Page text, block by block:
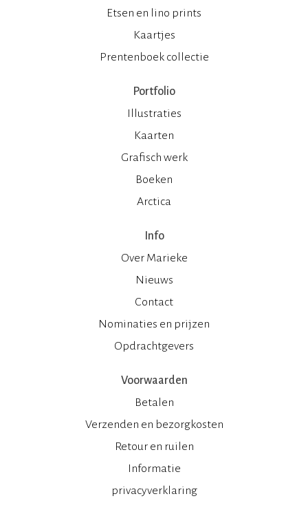
Etsen en lino prints
Kaartjes
Prentenboek collectie
Portfolio
Illustraties
Kaarten
Grafisch werk
Boeken
Arctica
Info
Over Marieke
Nieuws
Contact
Nominaties en prijzen
Opdrachtgevers
Voorwaarden
Betalen
Verzenden en bezorgkosten
Retour en ruilen
Informatie
privacyverklaring